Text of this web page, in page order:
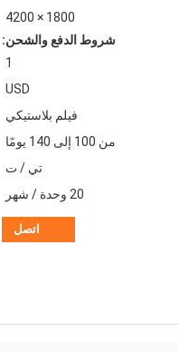
1800 × 4200
شروط الدفع والشحن:
1
USD
فيلم بلاستيكي
من 100 إلى 140 يومًا
تي / ت
20 وحدة / شهر
اتصل